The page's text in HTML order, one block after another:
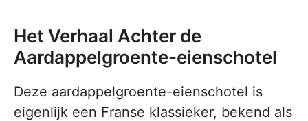
Het Verhaal Achter de
Aardappelgroente-eienschotel
Deze aardappelgroente-eienschotel is
eigenlijk een Franse klassieker, bekend als